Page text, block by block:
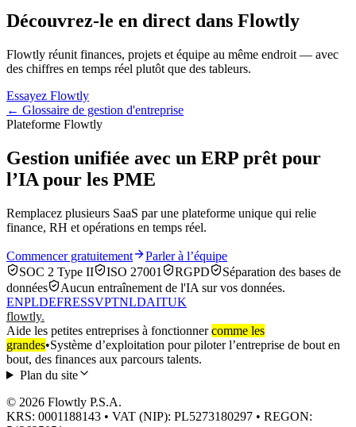
Découvrez-le en direct dans Flowtly
Flowtly réunit finances, projets et équipe au même endroit — avec
des chiffres en temps réel plutôt que des tableurs.
Essayez Flowtly
← Glossaire de gestion d'entreprise
Plateforme Flowtly
Gestion unifiée avec un ERP prêt pour
l’IA pour les PME
Remplacez plusieurs SaaS par une plateforme unique qui relie
finance, RH et opérations en temps réel.
Commencer gratuitement
Parler à l’équipe
SOC 2 Type II
ISO 27001 RGPD
Séparation des bases de
données
Aucun entraînement de l'IA sur vos données.
ENPLDEFRESSVPTNLDAITUK
flowtly.
Aide les petites entreprises à fonctionnercomme les
grandes•Système d’exploitation pour piloter l’entreprise de bout en
bout, des finances aux parcours talents.
Plan du site
© 2026 Flowtly P.S.A.
KRS: 0001188143 • VAT (NIP): PL5273180297 • REGON: